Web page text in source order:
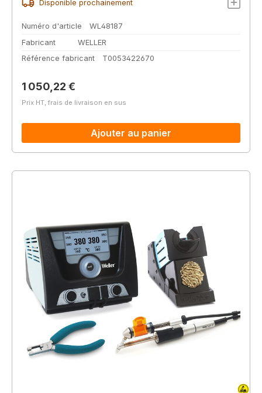
Disponible prochainement
Numéro d'article
WL48187
Fabricant
WELLER
Référence fabricant
T0053422670
Prix régulier :
1 050,22 €
Prix HT, frais de livraison en sus
Ajouter au panier